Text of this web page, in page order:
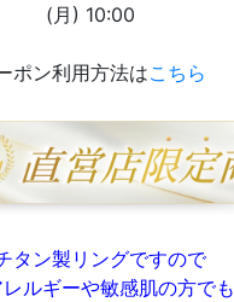
(月) 10:00
ポン利用方法はこちら
タン製リングですので
ルギーや敏感肌の方でも